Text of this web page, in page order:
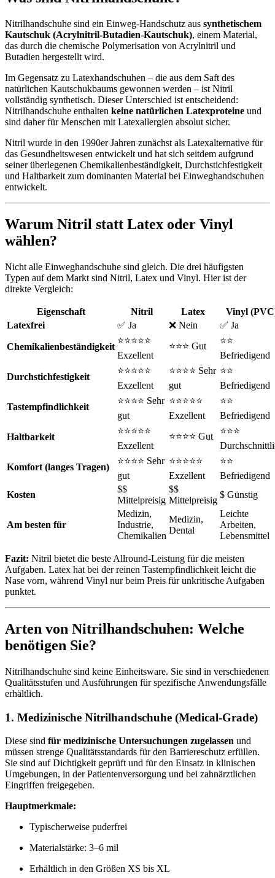
Nitrilhandschuhe sind ein Einweg-Handschutz aus synthetischem
Kautschuk (Acrylnitril-Butadien-Kautschuk), einem Material,
das durch die chemische Polymerisation von Acrylnitril und
Butadien hergestellt wird.
Im Gegensatz zu Latexhandschuhen – die aus dem Saft des
natürlichen Kautschukbaums gewonnen werden – ist Nitril
vollständig synthetisch. Dieser Unterschied ist entscheidend:
Nitrilhandschuhe enthalten keine natürlichen Latexproteine und
sind daher für Menschen mit Latexallergien absolut sicher.
Nitril wurde in den 1990er Jahren zunächst als Latexalternative für
das Gesundheitswesen entwickelt und hat sich seitdem aufgrund
seiner überlegenen Chemikalienbeständigkeit, Durchstichfestigkeit
und Haltbarkeit zum dominanten Material bei Einweghandschuhen
entwickelt.
Warum Nitril statt Latex oder Vinyl
wählen?
Nicht alle Einweghandschuhe sind gleich. Die drei häufigsten
Typen auf dem Markt sind Nitril, Latex und Vinyl. Hier ist der
direkte Vergleich:
Eigenschaft Nitril Latex
Vinyl
Latexfrei
✅ Ja ❌ Nein ✅ Ja
Chemikalienbeständigkeit
⭐⭐⭐⭐⭐
Exzellent
⭐⭐⭐ Gut
⭐⭐
Befriedigend
Durchstichfestigkeit
⭐⭐⭐⭐⭐
Exzellent
⭐⭐⭐⭐ Sehr
gut
⭐⭐
Befriedigend
Tastempfindlichkeit
⭐⭐⭐⭐ Sehr
gut
⭐⭐⭐⭐⭐
Exzellent
⭐⭐
Befriedigend
Haltbarkeit
⭐⭐⭐⭐⭐
Exzellent
⭐⭐⭐⭐ Gut
⭐⭐⭐
Komfort (langes Tragen)
⭐⭐⭐⭐ Sehr
gut
⭐⭐⭐⭐⭐
Exzellent
⭐⭐
Befriedigend
Kosten
$$
Mittelpreisig
$$
Mittelpreisig
$ Günstig
Am besten für
Medizin,
Industrie,
Chemikalien
Medizin,
Dental
Leichte
Arbeiten,
Lebensmittel
Fazit: Nitril bietet die beste Allround-Leistung für die meisten
Aufgaben. Latex hat bei der reinen Tastempfindlichkeit leicht die
Nase vorn, während Vinyl nur beim Preis für unkritische Aufgaben
punktet.
Arten von Nitrilhandschuhen: Welche
benötigen Sie?
Nitrilhandschuhe sind keine Einheitsware. Sie sind in verschiedenen
Qualitätsstufen und Ausführungen für spezifische Anwendungsfälle
erhältlich.
1. Medizinische Nitrilhandschuhe (Medical-Grade)
Diese sind für medizinische Untersuchungen zugelassen und
müssen strenge Qualitätsstandards für den Barriereschutz erfüllen.
Sie sind auf Dichtigkeit geprüft und für den Einsatz in klinischen
Umgebungen, in der Patientenversorgung und bei zahnärztlichen
Eingriffen freigegeben.
Hauptmerkmale:
Typischerweise puderfrei
Materialstärke: 3–6 mil
Erhältlich in den Größen XS bis XL